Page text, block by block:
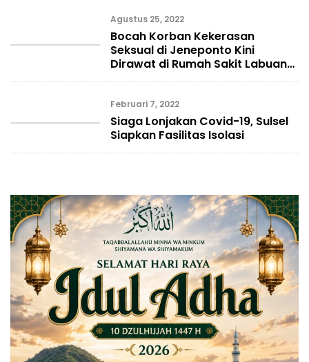
Agustus 25, 2022
Bocah Korban Kekerasan
Seksual di Jeneponto Kini
Dirawat di Rumah Sakit Labuang
Baji
Februari 7, 2022
Siaga Lonjakan Covid-19, Sulsel
Siapkan Fasilitas Isolasi